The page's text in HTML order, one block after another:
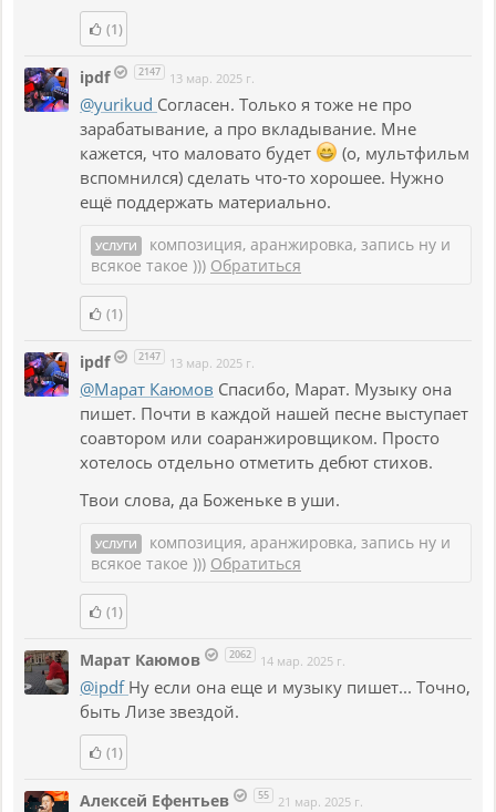
(1)
ipdf 2147 13 мар. 2025 г.
@yurikud Согласен. Только я тоже не про
зарабатывание, а про вкладывание. Мне
кажется, что маловато будет
(о, мультфильм
вспомнился) сделать что-то хорошее. Нужно
ещё поддержать материально.
УСЛУГИ
композиция, аранжировка, запись ну и
всякое такое ))) Обратиться
(1)
ipdf 2147 13 мар. 2025 г.
@Марат Каюмов Спасибо, Марат. Музыку она
пишет. Почти в каждой нашей песне выступает
соавтором или соаранжировщиком. Просто
хотелось отдельно отметить дебют стихов.
Твои слова, да Боженьке в уши.
УСЛУГИ
композиция, аранжировка, запись ну и
всякое такое ))) Обратиться
(1)
Марат Каюмов 2062 14 мар. 2025 г.
@ipdf Ну если она еще и музыку пишет... Точно,
быть Лизе звездой.
(1)
Алексей Ефентьев 55 21 мар. 2025 г.